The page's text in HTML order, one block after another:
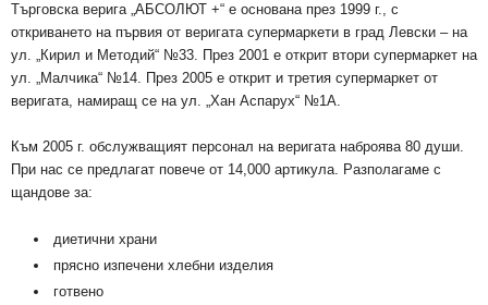
Търговска верига „АБСОЛЮТ +“ е основана през 1999 г., с
откриването на първия от веригата супермаркети в град Левски – на
ул. „Кирил и Методий“ №33. През 2001 е открит втори супермаркет на
ул. „Малчика“ №14. През 2005 е открит и третия супермаркет от
веригата, намиращ се на ул. „Хан Аспарух“ №1А.
Към 2005 г. обслужващият персонал на веригата наброява 80 души.
При нас се предлагат повече от 14,000 артикула. Разполагаме с
щандове за:
диетични храни
прясно изпечени хлебни изделия
готвено